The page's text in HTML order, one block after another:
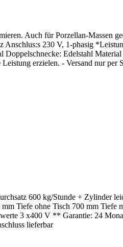
Auch für Porzellan-Massen
Anschlus:s 230 V, 1-phasig
Edelstahl Material
erzielen. - Versand nur per
600 kg/Stunde + Zylinder
Tiefe ohne Tisch 700 mm Tiefe
3 x400 V ** Garantie: 24
lieferbar